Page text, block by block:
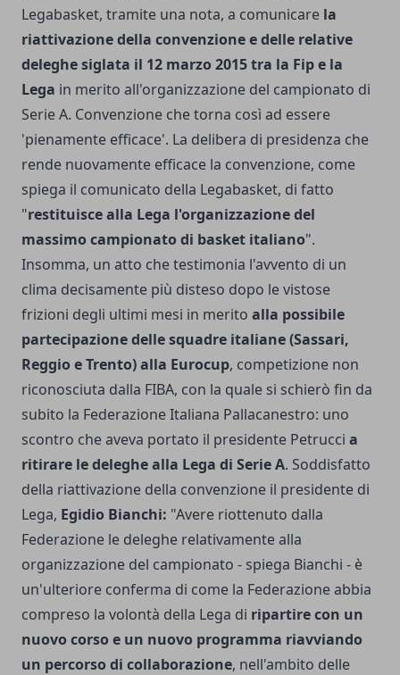
Legabasket, tramite una nota, a comunicare la
riattivazione della convenzione e delle relative
deleghe siglata il 12 marzo 2015 tra la Fip e la
Lega in merito all'organizzazione del campionato di
Serie A. Convenzione che torna così ad essere
'pienamente efficace'. La delibera di presidenza che
rende nuovamente efficace la convenzione, come
spiega il comunicato della Legabasket, di fatto
"restituisce alla Lega l'organizzazione del
massimo campionato di basket italiano".
Insomma, un atto che testimonia l'avvento di un
clima decisamente più disteso dopo le vistose
frizioni degli ultimi mesi in merito alla possibile
partecipazione delle squadre italiane (Sassari,
Reggio e Trento) alla Eurocup, competizione non
riconosciuta dalla FIBA, con la quale si schierò fin da
subito la Federazione Italiana Pallacanestro: uno
scontro che aveva portato il presidente Petrucci a
ritirare le deleghe alla Lega di Serie A. Soddisfatto
della riattivazione della convenzione il presidente di
Lega, Egidio Bianchi: "Avere riottenuto dalla
Federazione le deleghe relativamente alla
organizzazione del campionato - spiega Bianchi - è
un'ulteriore conferma di come la Federazione abbia
compreso la volontà della Lega di ripartire con un
nuovo corso e un nuovo programma riavviando
un percorso di collaborazione, nell'ambito delle